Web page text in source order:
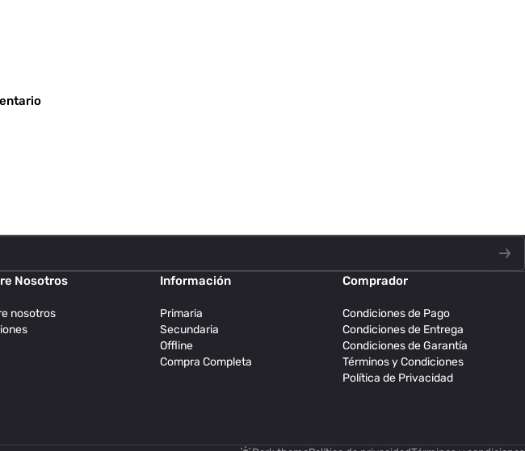
Nosotros
nosotros
Información
Primaria
Secundaria
Offline
Compra Completa
Comprador
Condiciones de Pago
Condiciones de Entrega
Condiciones de Garantía
Términos y Condiciones
Política de Privacidad